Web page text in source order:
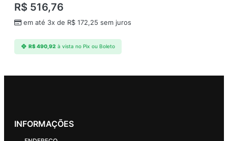
R$ 516,76
em até 3x de R$ 172,25 sem juros
R$490,92 à vista no Pix ou Boleto
INFORMAÇÕES